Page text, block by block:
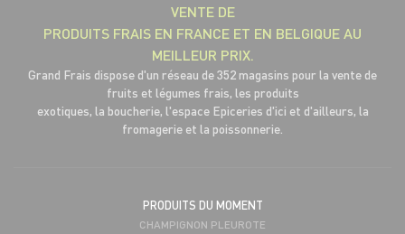
VENTE DE
PRODUITS FRAIS EN FRANCE ET EN BELGIQUE AU
MEILLEUR PRIX.
Grand Frais dispose d'un réseau de 352 magasins pour la vente de
fruits et légumes frais, les produits
exotiques, la boucherie, l'espace Epiceries d'ici et d'ailleurs, la
fromagerie et la poissonnerie.
PRODUITS DU MOMENT
CHAMPIGNON PLEUROTE